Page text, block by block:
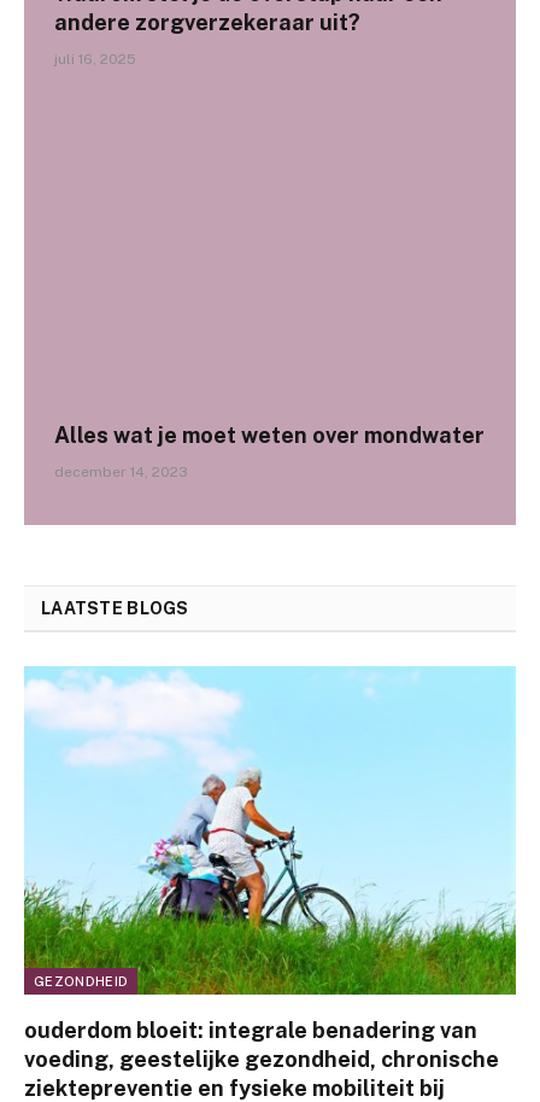
andere zorgverzekeraar uit?
juli 16, 2025
Alles wat je moet weten over mondwater
december 14, 2023
LAATSTE BLOGS
GEZONDHEID
ouderdom bloeit: integrale benadering van
voeding, geestelijke gezondheid, chronische
ziektepreventie en fysieke mobiliteit bij